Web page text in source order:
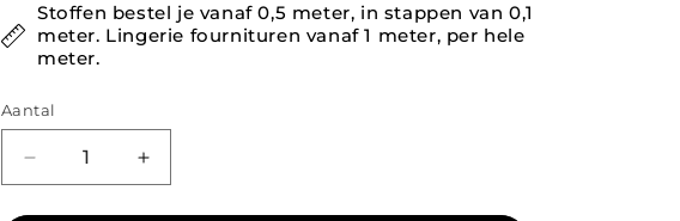
Stoffen bestel je vanaf 0,5 meter, in stappen van 0,1
meter. Lingerie fournituren vanaf 1 meter, per hele
meter.
Aantal
Aantal verlagen voor Katoenen lycra 65
Aantal verhogen voor Katoenen lycra 65